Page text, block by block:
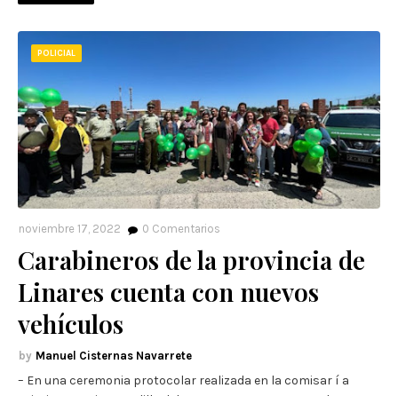
POLICIAL
noviembre 17, 2022 0 Comentarios
Carabineros de la provincia de
Linares cuenta con nuevos
vehículos
Manuel Cisternas Navarrete
– En una ceremonia protocolar realizada en la comisar í a